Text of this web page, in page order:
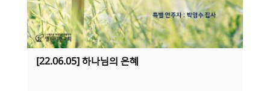
[22.06.05] 하나님의 은혜